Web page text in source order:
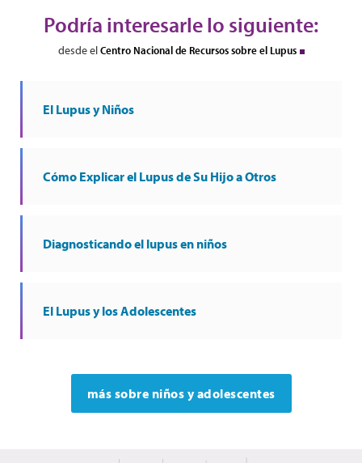
Podría interesarle lo siguiente:
desde elCentro Nacional de Recursos sobre el Lupus
El Lupus y Niños
Cómo Explicar el Lupus de Su Hijo a Otros
Diagnosticando el lupus en niños
El Lupus y los Adolescentes
más sobre niños y adolescentes